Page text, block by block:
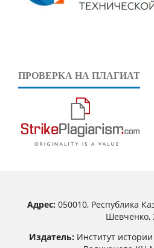
ПРОВЕРКА НА ПЛАГИАТ
Адрес:050010, Республика
Шевченко,
Издатель: Институт